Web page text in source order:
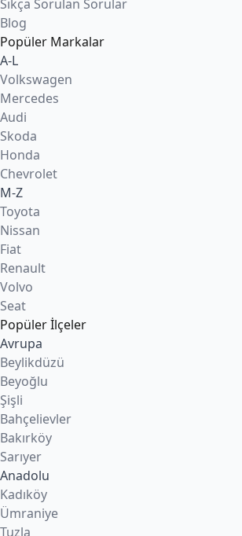
Sıkça Sorulan Sorular
Blog
Popüler Markalar
A-L
Volkswagen
Mercedes
Audi
Skoda
Honda
Chevrolet
M-Z
Toyota
Nissan
Fiat
Renault
Volvo
Seat
Popüler İlçeler
Avrupa
Beylikdüzü
Beyoğlu
Şişli
Bahçelievler
Bakırköy
Sarıyer
Anadolu
Kadıköy
Ümraniye
Tuzla